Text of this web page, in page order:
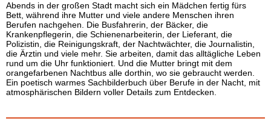
Abends in der großen Stadt macht sich ein Mädchen fertig fürs
Bett, während ihre Mutter und viele andere Menschen ihren
Berufen nachgehen. Die Busfahrerin, der Bäcker, die
Krankenpflegerin, die Schienenarbeiterin, der Lieferant, die
Polizistin, die Reinigungskraft, der Nachtwächter, die Journalistin,
die Ärztin und viele mehr. Sie arbeiten, damit das alltägliche Leben
rund um die Uhr funktioniert. Und die Mutter bringt mit dem
orangefarbenen Nachtbus alle dorthin, wo sie gebraucht werden.
Ein poetisch warmes Sachbilderbuch über Berufe in der Nacht, mit
atmosphärischen Bildern voller Details zum Entdecken.